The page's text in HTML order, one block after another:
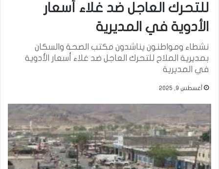
للتحرك العاجل ضد غلاء أسعار
الأدوية في المديرية
نشطاء ومواطنون يناشدون مكتب الصحة والسكان
بمديرية الملاح للتحرك العاجل ضد غلاء أسعار الأدوية
في المديرية
أغسطس 9, 2025